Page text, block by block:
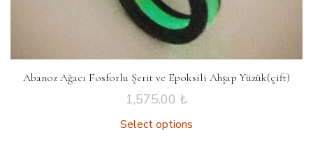
Abanoz Ağacı Fosforlu Şerit ve Epoksili Ahşap Yüzük(çift)
1,575.00 ₺
Select options